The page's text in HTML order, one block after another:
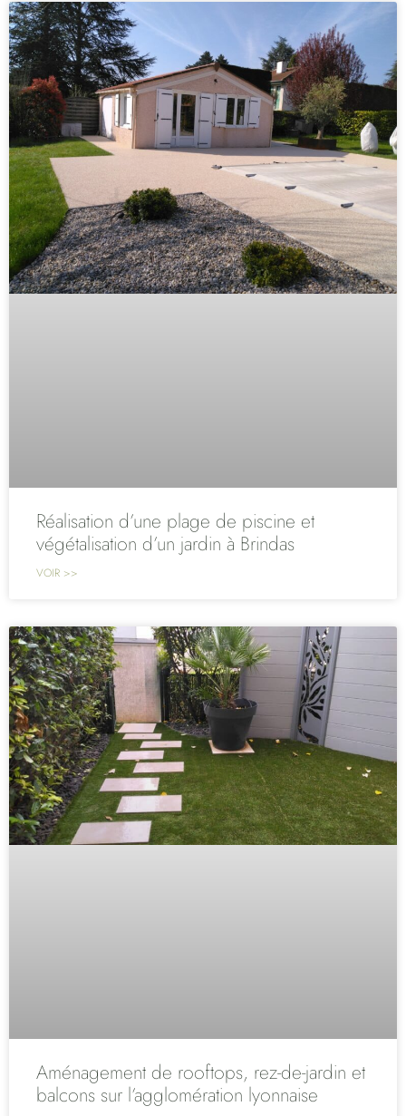
Réalisation d’une plage de piscine et
végétalisation d’un jardin à Brindas
VOIR >>
Aménagement de rooftops, rez-de-jardin et
balcons sur l’agglomération lyonnaise